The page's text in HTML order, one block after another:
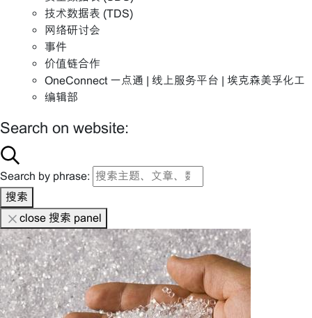
技术数据表 (TDS)
网络研讨会
事件
价值链合作
OneConnect 一点通 | 线上服务平台 | 埃克森美孚化工
编辑部
Search on website:
Search by phrase:
搜索
close 搜索 panel